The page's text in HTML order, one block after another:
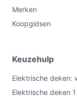
Merken
Koopgidsen
Keuzehulp
Elektrische deken:
Elektrische deken